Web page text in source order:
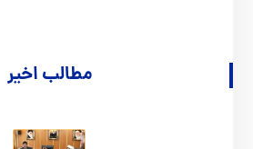
مطالب اخیر